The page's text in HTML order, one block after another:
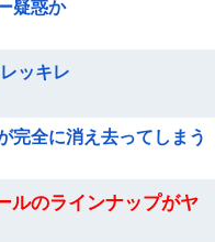
疑惑か
ッキレ
完全に消え去ってしまう
ルのラインナップがヤ